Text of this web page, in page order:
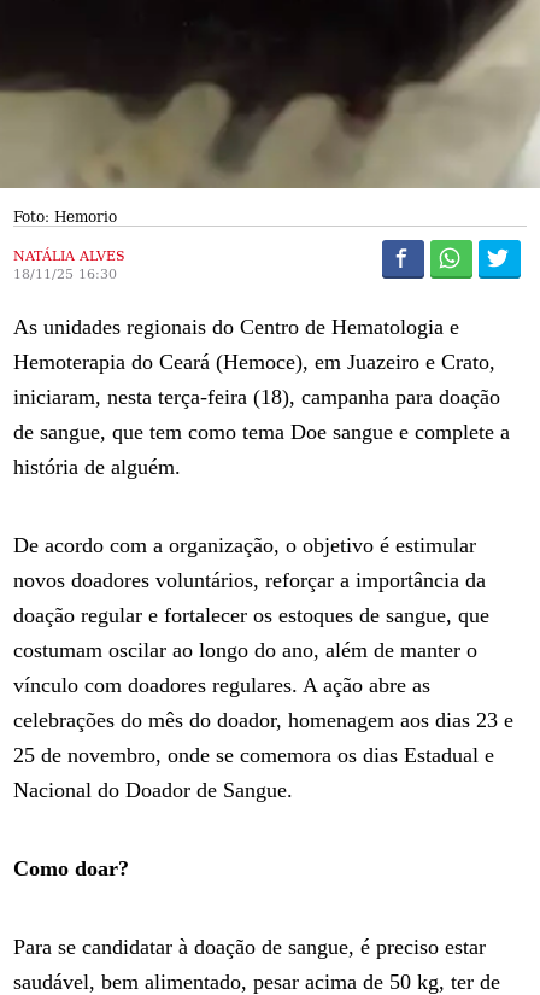
Foto: Hemorio
NATÁLIA ALVES
18/11/25 16:30
As unidades regionais do Centro de Hematologia e
Hemoterapia do Ceará (Hemoce), em Juazeiro e Crato,
iniciaram, nesta terça-feira (18), campanha para doação
de sangue, que tem como tema Doe sangue e complete a
história de alguém.
De acordo com a organização, o objetivo é estimular
novos doadores voluntários, reforçar a importância da
doação regular e fortalecer os estoques de sangue, que
costumam oscilar ao longo do ano, além de manter o
vínculo com doadores regulares. A ação abre as
celebrações do mês do doador, homenagem aos dias 23 e
25 de novembro, onde se comemora os dias Estadual e
Nacional do Doador de Sangue.
Como doar?
Para se candidatar à doação de sangue, é preciso estar
saudável, bem alimentado, pesar acima de 50 kg, ter de